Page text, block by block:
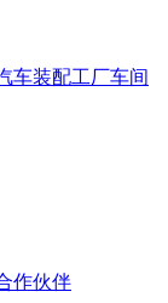
车装配工厂车间
作伙伴